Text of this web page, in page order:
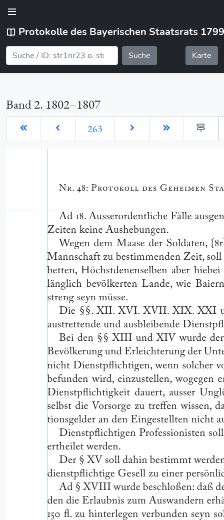
Protokolle des Bayerischen Staatsrats
Suche Karte
Band 2. 1802–1807
263